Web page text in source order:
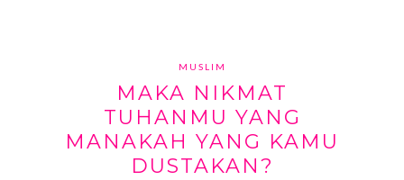
MUSLIM
MAKA NIKMAT
TUHANMU YANG
MANAKAH YANG KAMU
DUSTAKAN?